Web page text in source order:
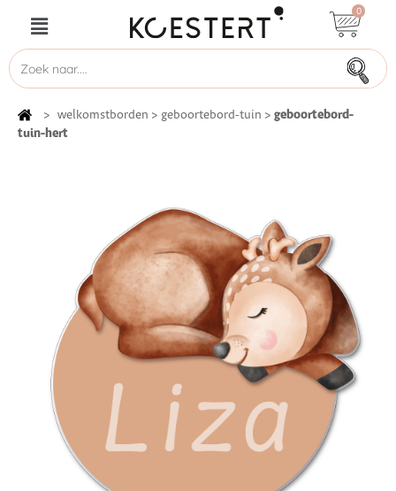
0
> welkomstborden > geboortebord-tuin > geboortebord-
tuin-hert